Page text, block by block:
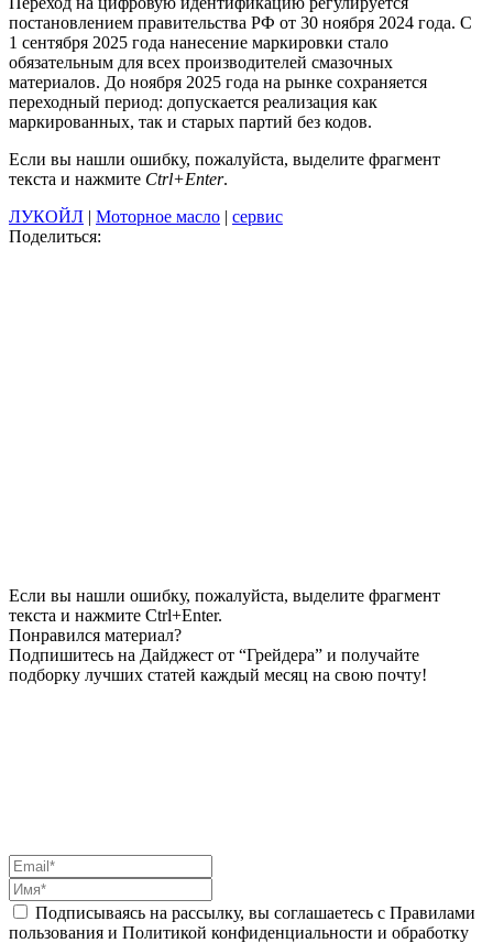
постановлением правительства РФ от 30 ноября 2024 года. С
1 сентября 2025 года нанесение маркировки стало
обязательным для всех производителей смазочных
материалов. До ноября 2025 года на рынке сохраняется
переходный период: допускается реализация как
маркированных, так и старых партий без кодов.
Если вы нашли ошибку, пожалуйста, выделите фрагмент
текста и нажмите Ctrl+Enter.
ЛУКОЙЛ | Моторное масло | сервис
Поделиться:
Если вы нашли ошибку, пожалуйста, выделите фрагмент
текста и нажмите Ctrl+Enter.
Понравился материал?
Подпишитесь на Дайджест от “Грейдера” и получайте
подборку лучших статей каждый месяц на свою почту!
Подписываясь на рассылку, вы соглашаетесь с Правилами
пользования и Политикой конфиденциальности и обработку